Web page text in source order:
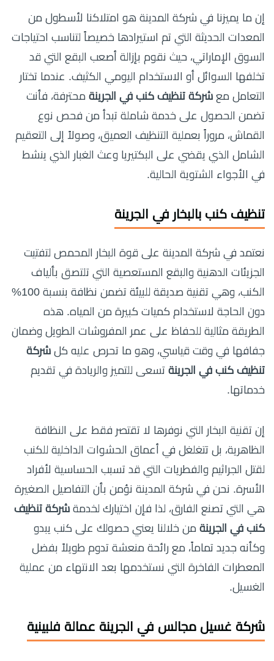
إن ما يميزنا في شركة المدينة هو امتلاكنا لأسطول من
المعدات الحديثة التي تم استيرادها خصيصاً لتناسب احتياجات
السوق الإماراتي، حيث نقوم بإزالة أصعب البقع التي قد
تخلفها السوائل أو الاستخدام اليومي الكثيف. عندما تختار
التعامل مع شركة تنظيف كنب في الجرينة محترفة، فأنت
تضمن الحصول على خدمة شاملة تبدأ من فحص نوع
القماش، مروراً بعملية التنظيف العميق، وصولاً إلى التعقيم
الشامل الذي يقضي على البكتيريا وعث الغبار الذي ينشط
في الأجواء الشتوية الحالية.
تنظيف كنب بالبخار في الجرينة
نعتمد في شركة المدينة على قوة البخار المحمص لتفتيت
الجزيئات الدهنية والبقع المستعصية التي تلتصق بألياف
الكنب، وهي تقنية صديقة للبيئة تضمن نظافة بنسبة 100%
دون الحاجة لاستخدام كميات كبيرة من المياه. هذه
الطريقة مثالية للحفاظ على عمر المفروشات الطويل وضمان
جفافها في وقت قياسي، وهو ما تحرص عليه كل شركة
تنظيف كنب في الجرينة تسعى للتميز والريادة في تقديم
خدماتها.
إن تقنية البخار التي نوفرها لا تقتصر فقط على النظافة
الظاهرية، بل تتغلغل في أعماق الحشوات الداخلية للكنب
لقتل الجراثيم والفطريات التي قد تسبب الحساسية لأفراد
الأسرة. نحن في شركة المدينة نؤمن بأن التفاصيل الصغيرة
هي التي تصنع الفارق، لذا فإن اختيارك لخدمة شركة تنظيف
كنب في الجرينة من خلالنا يعني حصولك على كنب يبدو
وكأنه جديد تماماً، مع رائحة منعشة تدوم طويلاً بفضل
المعطرات الفاخرة التي نستخدمها بعد الانتهاء من عملية
الغسيل.
شركة غسيل مجالس في الجرينة عمالة فلبينية